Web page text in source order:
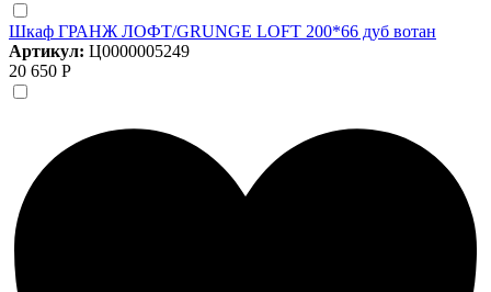
Шкаф ГРАНЖ ЛОФТ/GRUNGE LOFT 200*66 дуб вотан
Артикул: Ц0000005249
20 650 Р